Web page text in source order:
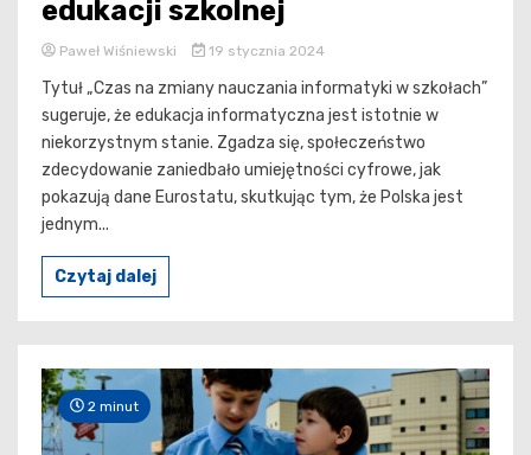
edukacji szkolnej
Paweł Wiśniewski 19 stycznia 2024
Tytuł „Czas na zmiany nauczania informatyki w szkołach”
sugeruje, że edukacja informatyczna jest istotnie w
niekorzystnym stanie. Zgadza się, społeczeństwo
zdecydowanie zaniedbało umiejętności cyfrowe, jak
pokazują dane Eurostatu, skutkując tym, że Polska jest
jednym...
Czytaj dalej
2 minut